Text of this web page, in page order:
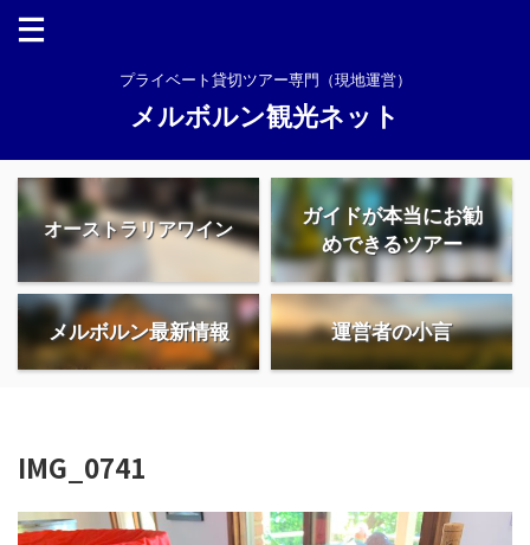
プライベート貸切ツアー専門（現地運営）
メルボルン観光ネット
オーストラリアワイン
ガイドが本当にお勧
めできるツアー
メルボルン最新情報 運営者の小言
IMG_0741